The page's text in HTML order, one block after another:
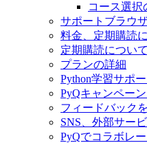
コース選択
サポートブラウ
料金、定期購読
定期購読について
プランの詳細
Python学習サポ
PyQキャンペー
フィードバック
SNS、外部サー
PyQでコラボレ